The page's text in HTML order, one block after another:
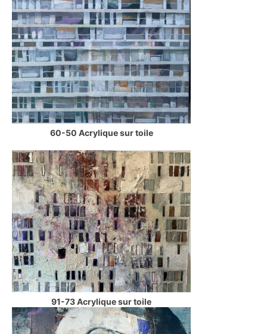
60-50 Acrylique sur toile
91-73 Acrylique sur toile